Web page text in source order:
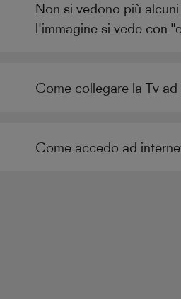
Non si vedono più
l'immagine si vede con
Come collegare la Tv ad
Come accedo ad